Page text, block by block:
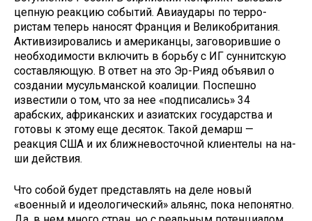
цепную реак­цию событий. Авиаудары по терро­
ристам теперь наносят Франция и Великобритания.
Активизировались и американцы, заговорившие о
не­обходимости включить в борьбу с ИГ суннитскую
составляющую. В ответ на это Эр-Рияд объявил о
создании мусульманской коалиции. Поспешно
известили о том, что за нее «подписались» 34
арабских, аф­риканских и азиатских государства и
готовы к этому еще десяток. Та­кой демарш —
реакция США и их ближневосточной клиентелы на на­
ши действия.
Что собой будет представлять на деле новый
«военный и идеологиче­ский» альянс, пока непонятно.